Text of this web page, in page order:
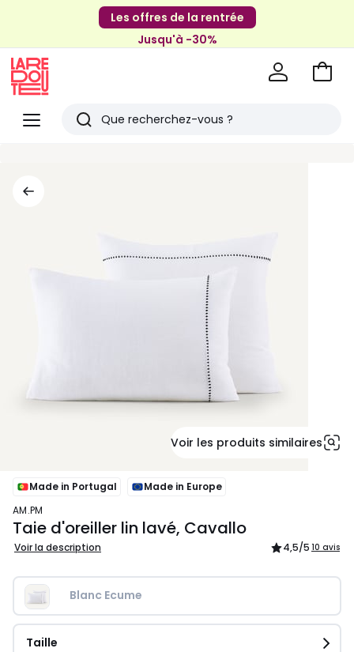
Les offres de la rentrée
Jusqu'à -30%
Menu
Redoute
Rechercher
Aller
Voir les produits similaires
Made in Portugal
Made in Europe
AM.PM
Taie d'oreiller lin lavé, Cavallo
Voir la description 4,5/5 10 avis
Blanc Ecume
Taille